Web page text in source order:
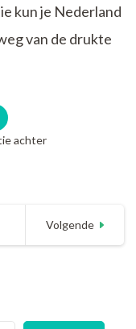
kun je Nederland
van de drukte
achterop
Wielen
Volgende